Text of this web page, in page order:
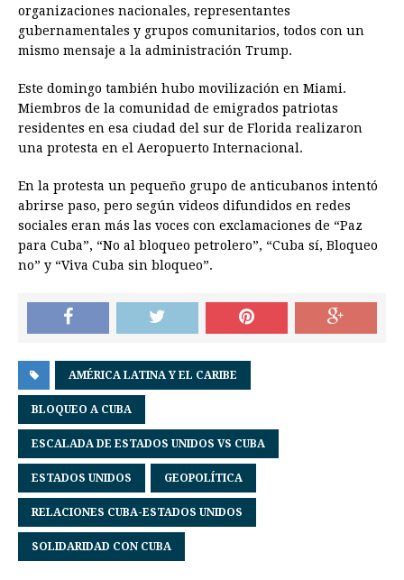
organizaciones nacionales, representantes
gubernamentales y grupos comunitarios, todos con un
mismo mensaje a la administración Trump.
Este domingo también hubo movilización en Miami.
Miembros de la comunidad de emigrados patriotas
residentes en esa ciudad del sur de Florida realizaron
una protesta en el Aeropuerto Internacional.
En la protesta un pequeño grupo de anticubanos intentó
abrirse paso, pero según videos difundidos en redes
sociales eran más las voces con exclamaciones de “Paz
para Cuba”, “No al bloqueo petrolero”, “Cuba sí, Bloqueo
no” y “Viva Cuba sin bloqueo”.
AMÉRICA LATINA Y EL CARIBE
BLOQUEO A CUBA
ESCALADA DE ESTADOS UNIDOS VS CUBA
ESTADOS UNIDOS GEOPOLÍTICA
RELACIONES CUBA-ESTADOS UNIDOS
SOLIDARIDAD CON CUBA